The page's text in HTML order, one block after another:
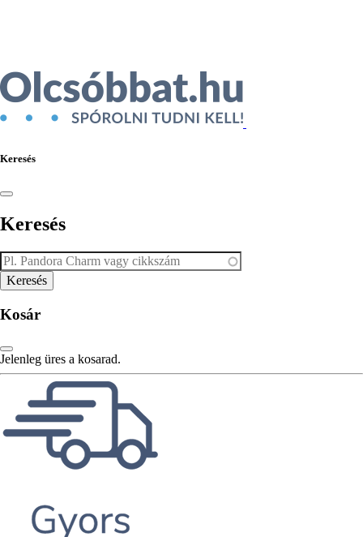
Keresés
Keresés
Kosár
Jelenleg üres a kosarad.